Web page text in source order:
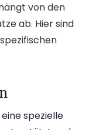
von den
ab. Hier sind
spezielle